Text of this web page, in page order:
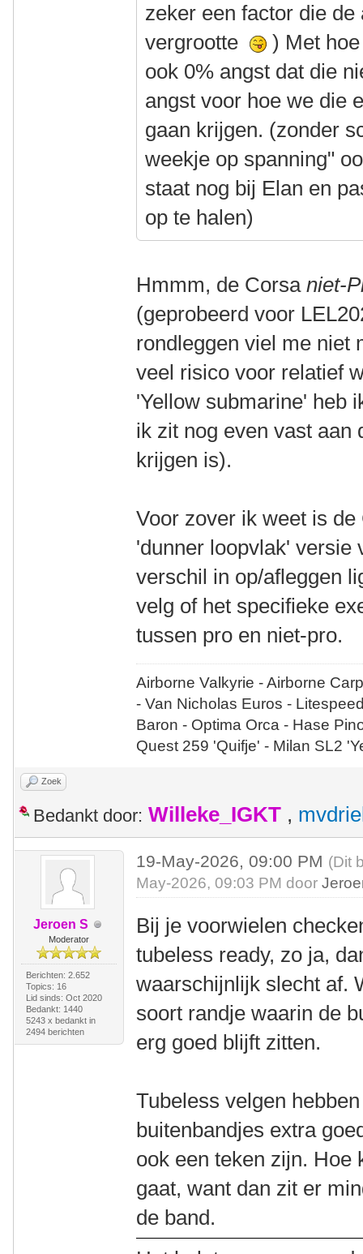
zeker een factor die
vergrootte
) Met
ook 0% angst dat die
angst voor hoe we die
gaan krijgen. (zonder
weekje op spanning"
staat nog bij Elan en
op te halen)
Hmmm, de Corsaniet-
(geprobeerd voor
rondleggen viel me niet
veel risico voor relatief
'Yellow submarine' heb
ik zit nog even vast aan
krijgen is).
Voor zover ik weet is
'dunner loopvlak' versie
verschil in op/afleggen
velg of het specifieke
tussen pro en niet-pro.
Airborne Valkyrie - Airborne
- Van Nicholas Euros -
Baron - Optima Orca - Hase
Quest 259 'Quifje' - Milan SL2
Zoek
Bedankt door: Willeke_IGKT ,
Jeroen S
Moderator
Berichten: 2.652
Topics: 16
Lid sinds: Oct 2020
Bedankt: 1440
5243 x bedankt in
2494 berichten
19-May-2026, 09:00 PM (Dit
May-2026, 09:03 PM door
Bij je voorwielen
tubeless ready, zo ja,
waarschijnlijk slecht af.
soort randje waarin de
erg goed blijft zitten.
Tubeless velgen
buitenbandjes extra
ook een teken zijn. Hoe
gaat, want dan zit er
de band.